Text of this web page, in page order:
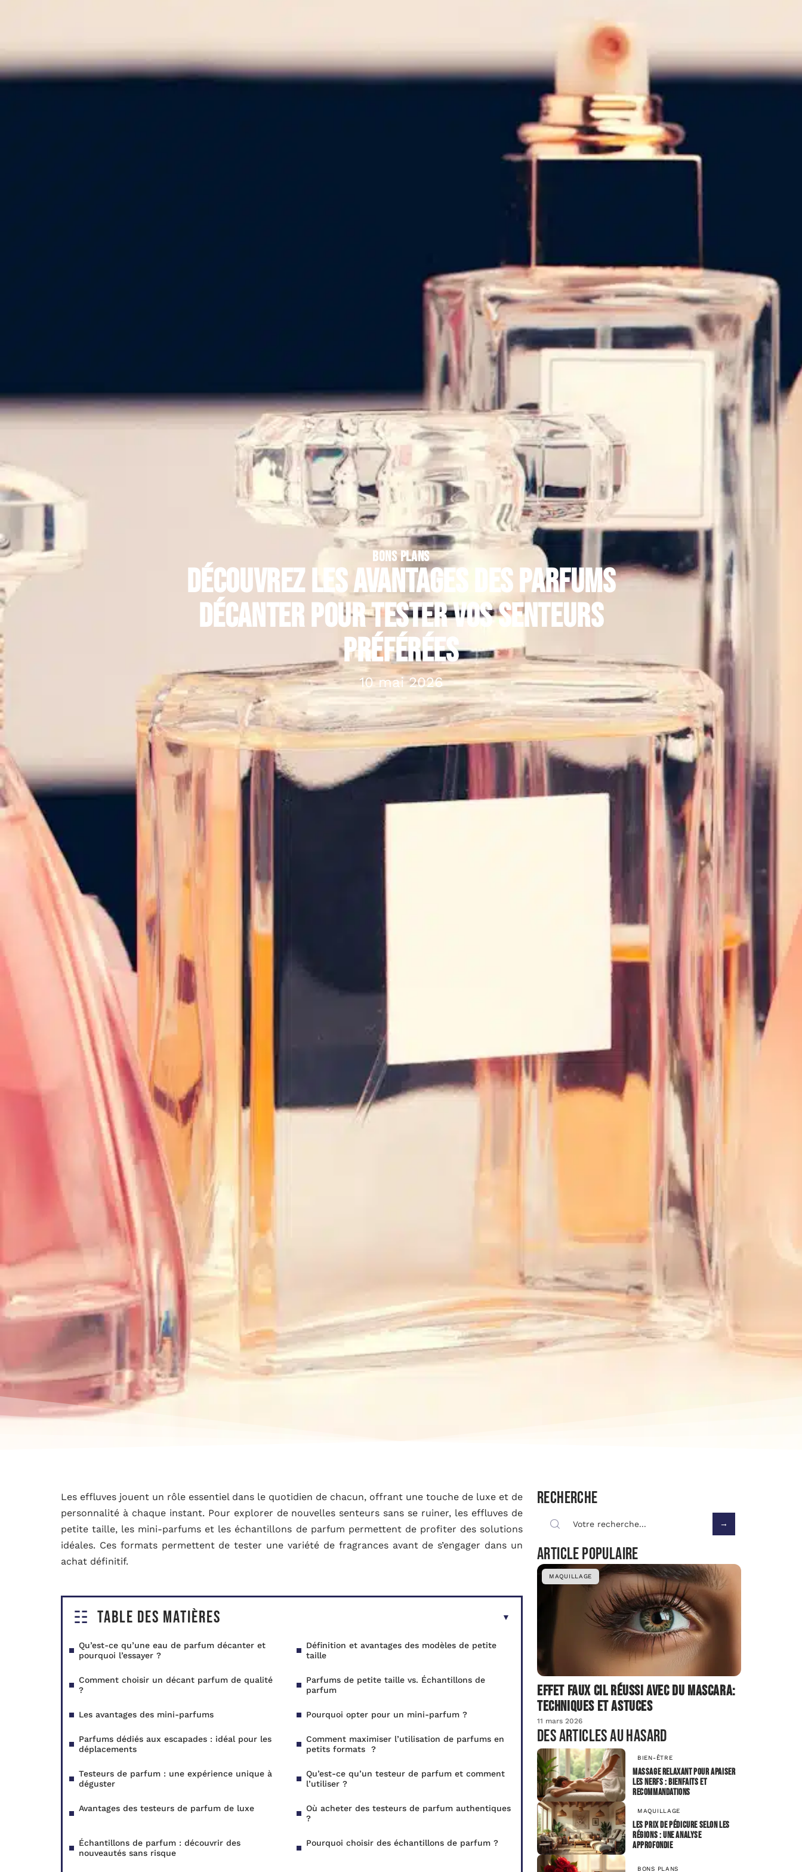
BONS PLANS
Découvrez les avantages des parfums
décanter pour tester vos senteurs
préférées
10 mai 2026
Les effluves jouent un rôle essentiel dans le quotidien de chacun, offrant une touche de luxe et de
personnalité à chaque instant. Pour explorer de nouvelles senteurs sans se ruiner, les effluves de
petite taille, les mini-parfums et les échantillons de parfum permettent de profiter des solutions
idéales. Ces formats permettent de tester une variété de fragrances avant de s’engager dans un
achat définitif.
Table des matières
Qu’est-ce qu’une eau de parfum décanter et
pourquoi l’essayer ?
Définition et avantages des modèles de petite
taille
Comment choisir un décant parfum de qualité
?
Parfums de petite taille vs. Échantillons de
parfum
Les avantages des mini-parfums Pourquoi opter pour un mini-parfum ?
Parfums dédiés aux escapades : idéal pour les
déplacements
Comment maximiser l’utilisation de parfums en
petits formats ?
Testeurs de parfum : une expérience unique à
déguster
Qu’est-ce qu’un testeur de parfum et comment
l’utiliser ?
Avantages des testeurs de parfum de luxe
Où acheter des testeurs de parfum authentiques
?
Échantillons de parfum : découvrir des
nouveautés sans risque
Pourquoi choisir des échantillons de parfum ?
Recherche
Article populaire
MAQUILLAGE
Effet faux cil réussi avec du mascara:
techniques et astuces
11 mars 2026
Des articles au hasard
BIEN-ÊTRE
Massage relaxant pour apaiser
les nerfs : bienfaits et
recommandations
MAQUILLAGE
Les prix de pédicure selon les
régions : une analyse
approfondie
BONS PLANS